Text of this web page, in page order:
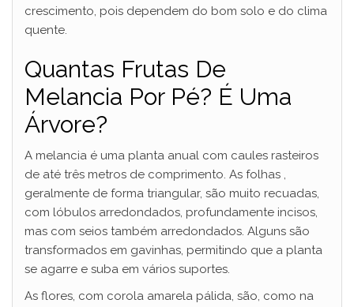
crescimento, pois dependem do bom solo e do clima
quente.
Quantas Frutas De
Melancia Por Pé? É Uma
Árvore?
A melancia é uma planta anual com caules rasteiros
de até três metros de comprimento. As folhas ,
geralmente de forma triangular, são muito recuadas,
com lóbulos arredondados, profundamente incisos,
mas com seios também arredondados. Alguns são
transformados em gavinhas, permitindo que a planta
se agarre e suba em vários suportes.
As flores, com corola amarela pálida, são, como na